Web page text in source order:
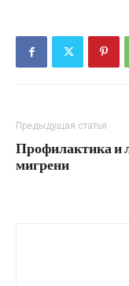
Предыдущая статья
Профилактика и
мигрени